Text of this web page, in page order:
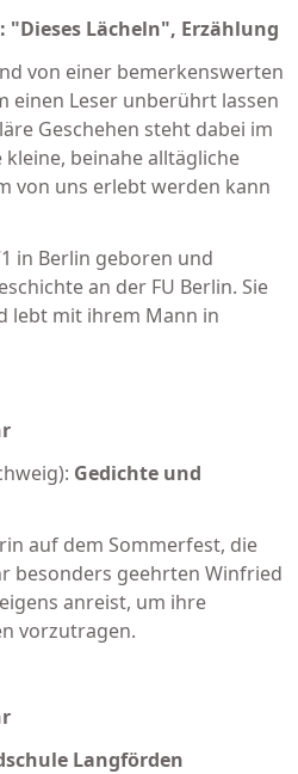
: "Dieses Lächeln", Erzählung
von einer bemer­kenswerten
einen Leser unberührt lassen
Geschehen steht dabei im
beinahe alltägliche
von uns erlebt werden kann
in Berlin geboren und
an der FU Berlin. Sie
lebt mit ihrem Mann in
Gedichte und
auf dem Sommerfest, die
besonders geehrten Winfried
anreist, um ihre
vorzutragen.
Langförden